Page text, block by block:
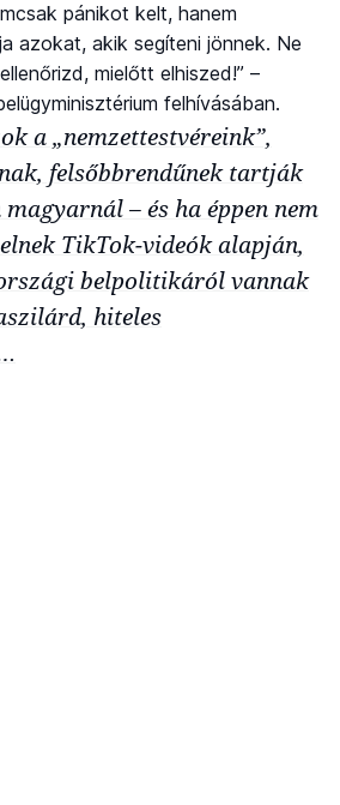
pánikot kelt, hanem
azokat, akik segíteni jönnek. Ne
mielőtt elhiszed!” –
felhívásában.
a „nemzettestvéreink”,
felsőbbrendűnek tartják
– és ha éppen nem
TikTok-videók alapján,
belpolitikáról vannak
hiteles